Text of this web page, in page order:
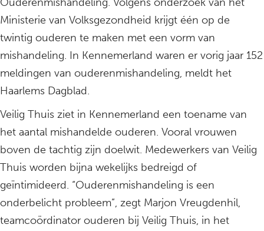
Ministerie van Volksgezondheid krijgt één op de
twintig ouderen te maken met een vorm van
mishandeling. In Kennemerland waren er vorig jaar 152
meldingen van ouderenmishandeling, meldt het
Haarlems Dagblad.
Veilig Thuis ziet in Kennemerland een toename van
het aantal mishandelde ouderen. Vooral vrouwen
boven de tachtig zijn doelwit. Medewerkers van Veilig
Thuis worden bijna wekelijks bedreigd of
geïntimideerd. “Ouderenmishandeling is een
onderbelicht probleem”, zegt Marjon Vreugdenhil,
teamcoördinator ouderen bij Veilig Thuis, in het